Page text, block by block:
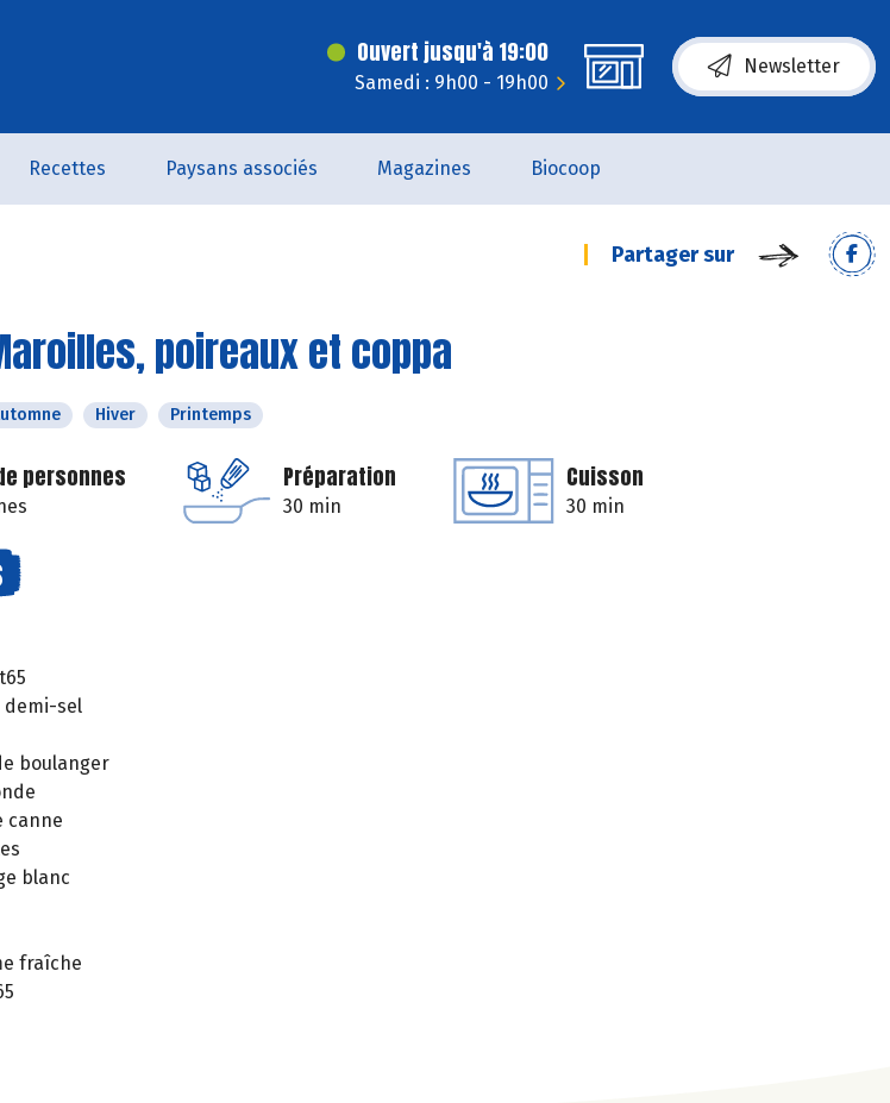
Ouvert jusqu'à 19:00
Samedi : 9h00 - 19h00
Newsletter
Recettes Paysans associés Magazines Biocoop
Partager sur
poireaux et coppa
Hiver Printemps
personnes Préparation
30 min
Cuisson
30 min
demi-sel
boulanger
canne
blanc
fraîche